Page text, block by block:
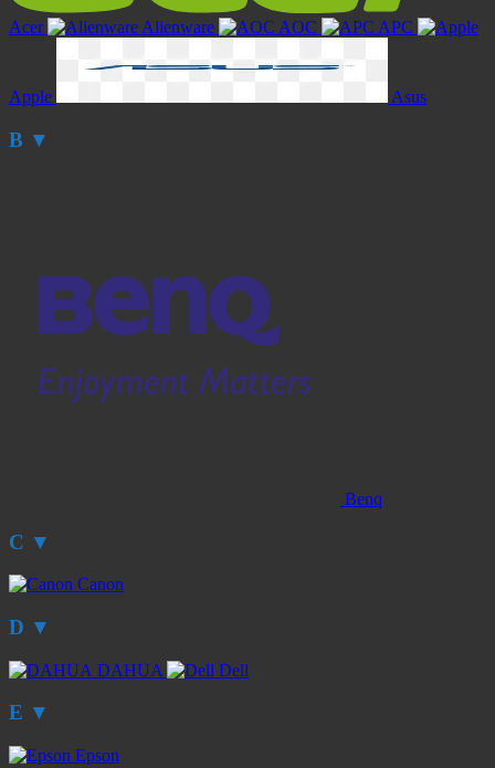
Acer Alienware AOC APC
Apple Asus
B ▼
Benq
C ▼
Canon
D ▼
DAHUA Dell
E ▼
Epson